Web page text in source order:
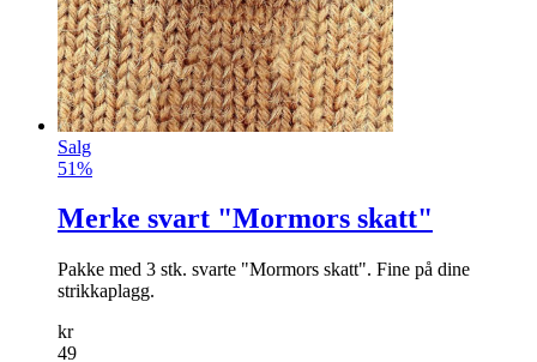
Salg
51%
Merke svart "Mormors skatt"
Pakke med 3 stk. svarte "Mormors skatt". Fine på dine
strikkaplagg.
kr
49